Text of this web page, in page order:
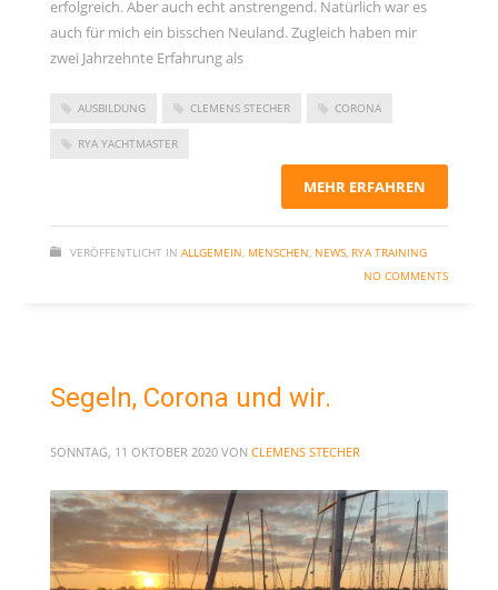
Kommentar-Feed
WordPress.org
erfolgreich. Aber auch echt anstrengend. Natürlich war es
auch für mich ein bisschen Neuland. Zugleich haben mir
zwei Jahrzehnte Erfahrung als
AUSBILDUNG CLEMENS STECHER CORONA
RYA YACHTMASTER
MEHR ERFAHREN
VERÖFFENTLICHT IN ALLGEMEIN, MENSCHEN, NEWS, RYA TRAINING
NO COMMENTS
Segeln, Corona und wir.
SONNTAG, 11 OKTOBER 2020 VON CLEMENS STECHER